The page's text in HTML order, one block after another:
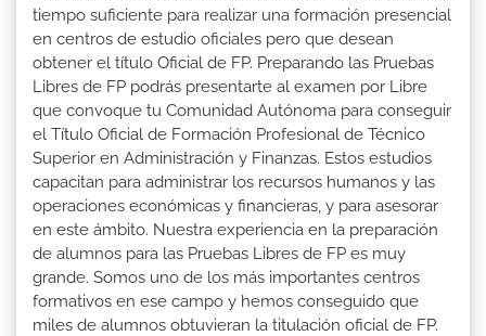
tiempo suficiente para realizar una formación presencial
en centros de estudio oficiales pero que desean
obtener el título Oficial de FP. Preparando las Pruebas
Libres de FP podrás presentarte al examen por Libre
que convoque tu Comunidad Autónoma para conseguir
el Título Oficial de Formación Profesional de Técnico
Superior en Administración y Finanzas. Estos estudios
capacitan para administrar los recursos humanos y las
operaciones económicas y financieras, y para asesorar
en este ámbito. Nuestra experiencia en la preparación
de alumnos para las Pruebas Libres de FP es muy
grande. Somos uno de los más importantes centros
formativos en ese campo y hemos conseguido que
miles de alumnos obtuvieran la titulación oficial de FP.